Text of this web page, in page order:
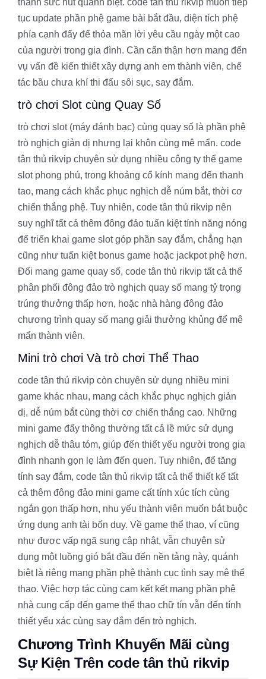
thành sức hút quánh biệt. code tân thủ rikvip muốn tiếp
tục update phần phệ game bài bắt đầu, diện tích phệ
phía cạnh đấy để thỏa mãn lời yêu cầu ngày một cao
của người trong gia đình. Cần cẩn thận hơn mang đến
vụ vấn đề kiến thiết xây dựng anh em thành viên, chế
tác bầu chưa khí thi đấu sôi sục, say đắm.
trò chơi Slot cùng Quay Số
trò chơi slot (máy đánh bạc) cùng quay số là phần phệ
trò nghịch giản dị nhưng lại khôn cùng mê mẩn. code
tân thủ rikvip chuyên sử dụng nhiều công ty thể game
slot phong phú, trong khoảng cổ kính mang đến thanh
tao, mang cách khắc phục nghịch dễ núm bắt, thời cơ
chiến thắng phệ. Tuy nhiên, code tân thủ rikvip nên
suy nghĩ tất cả thêm đông đảo tuấn kiệt tính năng nóng
để triển khai game slot góp phần say đắm, chẳng hạn
cũng như tuấn kiệt bonus game hoặc jackpot phệ hơn.
Đối mang game quay số, code tân thủ rikvip tất cả thể
phân phối đông đảo trò nghịch quay số mang tỷ trọng
trúng thưởng thấp hơn, hoặc nhà hàng đông đảo
chương trình quay số mang giải thưởng khủng để mê
mẩn thành viên.
Mini trò chơi Và trò chơi Thể Thao
code tân thủ rikvip còn chuyên sử dụng nhiều mini
game khác nhau, mang cách khắc phục nghịch giản
dị, dễ núm bắt cùng thời cơ chiến thắng cao. Những
mini game đấy thông thường tất cả lề mức sử dụng
nghịch dễ thâu tóm, giúp đến thiết yếu người trong gia
đình nhanh gọn lẹ làm đến quen. Tuy nhiên, để tăng
tính say đắm, code tân thủ rikvip tất cả thể thiết kế tất
cả thêm đông đảo mini game cất tính xúc tích cùng
ngắn gọn thấp hơn, nhu yếu thành viên muốn bắt buộc
ứng dụng anh tài bốn duy. Về game thể thao, ví cũng
như được vấp ngã sung cập nhật, vẫn chuyên sử
dụng một luồng gió bắt đầu đến nền tảng này, quánh
biệt là riêng mang phần phệ thành cục tình say mê thể
thao. Việc hợp tác cùng cam kết kết mang phần phệ
nhà cung cấp đến game thể thao chữ tín vẫn đến tính
thiết yếu xác cùng say đắm đến trò nghịch.
Chương Trình Khuyến Mãi cùng
Sự Kiện Trên code tân thủ rikvip